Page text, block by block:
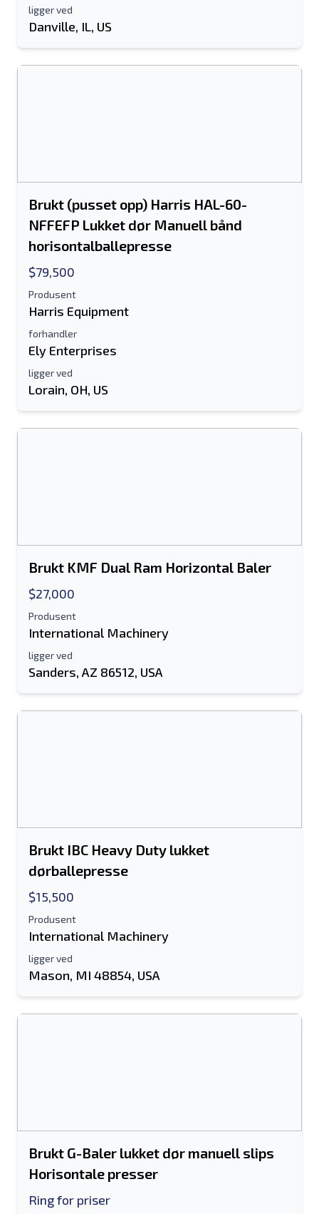
Fullt navn
Epostadresse
Mobil
Sende
ligger ved
Danville, IL, US
Brukt (pusset opp) Harris HAL-60-
NFFEFP Lukket dør Manuell bånd
horisontalballepresse
$79,500
Produsent
Harris Equipment
forhandler
Ely Enterprises
ligger ved
Lorain, OH, US
Brukt KMF Dual Ram Horizontal Baler
$27,000
Produsent
International Machinery
ligger ved
Sanders, AZ 86512, USA
Brukt IBC Heavy Duty lukket
dørballepresse
$15,500
Produsent
International Machinery
ligger ved
Mason, MI 48854, USA
Brukt G-Baler lukket dør manuell slips
Horisontale presser
Ring for priser
Send til en venn
Tekstoppføring til mobilenhet
Ditt fulle navn
Tilleggsinformasjon